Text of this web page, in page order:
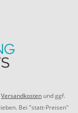
Versandkosten und ggf.
Bei "statt-Preisen"